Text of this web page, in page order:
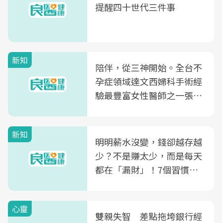
提醒四十世代三件事
新知
陪伴，從三神開始。全台不
孕症領域達文西婦科手術經
驗最豐富女性醫師之一張永
光田醫院建構360度女性健
康照護生態圈
新知
明明薪水沒變，錢卻越存越
少？不是賺太少，而是每天
都在「漏財」！7個習慣一
心靈
雙親失智 差點拖垮銀行經